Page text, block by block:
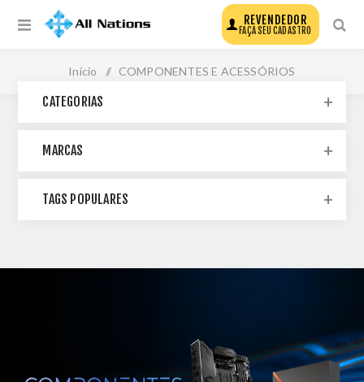
REVENDEDOR
FAÇA SEU CADASTRO
Início / COMPONENTES E ACESSÓRIOS
CATEGORIAS
MARCAS
TAGS POPULARES